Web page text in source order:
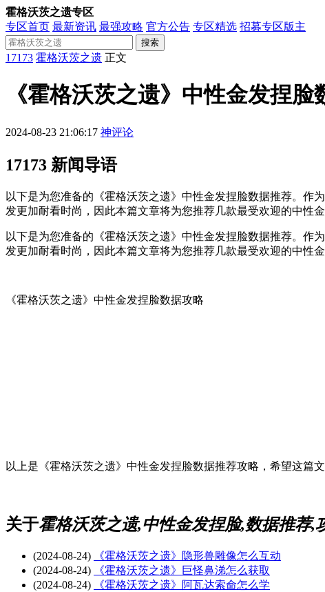
霍格沃茨之遗专区
专区首页 最新资讯 最强攻略 官方公告 专区精选 招募专区版主
搜索
17173 霍格沃茨之遗 正文
《霍格沃茨之遗》中性金发捏脸
2024-08-23 21:06:17 神评论
17173 新闻导语
以下是为您准备的《霍格沃茨之遗》中性金发捏脸数据推荐。作
发更加耐看时尚，因此本篇文章将为您推荐几款最受欢迎的中性
以下是为您准备的《霍格沃茨之遗》中性金发捏脸数据推荐。作
发更加耐看时尚，因此本篇文章将为您推荐几款最受欢迎的中性
《霍格沃茨之遗》中性金发捏脸数据攻略
以上是《霍格沃茨之遗》中性金发捏脸数据推荐攻略，希望这篇
关于霍格沃茨之遗,中性金发捏脸,数据推荐,
(2024-08-24)
《霍格沃茨之遗》隐形兽雕像怎么互动
(2024-08-24)
《霍格沃茨之遗》巨怪鼻涕怎么获取
(2024-08-24)
《霍格沃茨之遗》阿瓦达索命怎么学